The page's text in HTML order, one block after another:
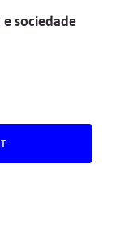
sociedade